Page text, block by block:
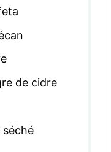
de cidre
séché